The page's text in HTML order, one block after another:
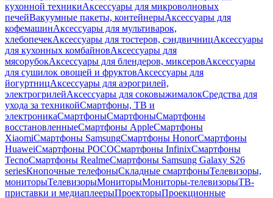
кухонной техникиАксессуары для микроволновых
печейВакуумные пакеты, контейнерыАксессуары для
кофемашинАксессуары для мультиварок,
хлебопечекАксессуары для тостеров, сэндвичницАксессуары
для кухонных комбайновАксессуары для
мясорубокАксессуары для блендеров, миксеровАксессуары
для сушилок овощей и фруктовАксессуары для
йогуртницАксессуары для аэрогрилей,
электрогрилейАксессуары для соковыжималокСредства для
ухода за техникойСмартфоны, ТВ и
электроникаСмартфоныСмартфоныСмартфоны
восстановленныеСмартфоны AppleСмартфоны
XiaomiСмартфоны SamsungСмартфоны HonorСмартфоны
HuaweiСмартфоны POCOСмартфоны InfinixСмартфоны
TecnoСмартфоны RealmeСмартфоны Samsung Galaxy S26
seriesКнопочные телефоныСкладные смартфоныТелевизоры,
мониторыТелевизорыМониторыМониторы-телевизорыТВ-
приставки и медиаплеерыПроекторыПроекционные